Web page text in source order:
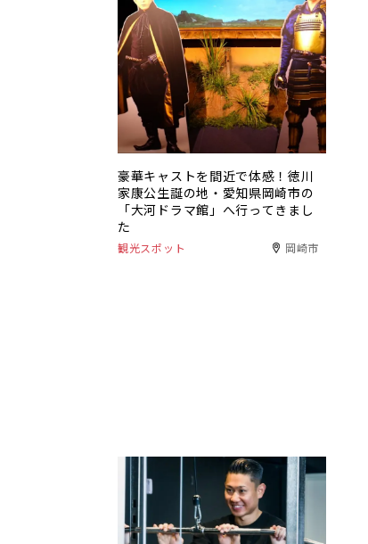
豪華キャストを間近で体感！徳川
家康公生誕の地・愛知県岡崎市の
「大河ドラマ館」へ行ってきまし
た
観光スポット 岡崎市